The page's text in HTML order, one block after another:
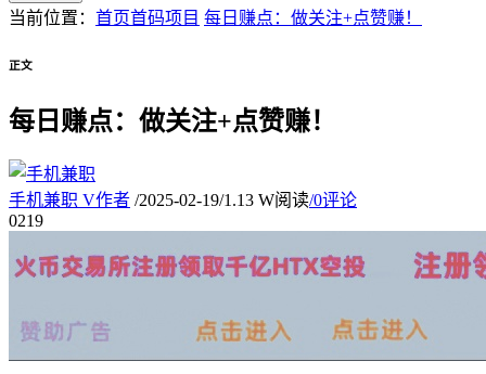
当前位置： 首页首码项目 每日赚点：做关注+点赞赚！
正文
每日赚点：做关注+点赞赚！
手机兼职 V作者 /2025-02-19/1.13 W阅读/0评论
0219